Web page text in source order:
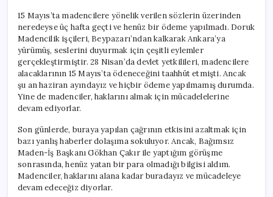
15 Mayıs’ta madencilere yönelik verilen sözlerin üzerinden
neredeyse üç hafta geçti ve henüz bir ödeme yapılmadı. Doruk
Madencilik işçileri, Beypazarı’ndan kalkarak Ankara’ya
yürümüş, seslerini duyurmak için çeşitli eylemler
gerçekleştirmiştir. 28 Nisan’da devlet yetkilileri, madencilere
alacaklarının 15 Mayıs’ta ödeneceğini taahhüt etmişti. Ancak
şu an haziran ayındayız ve hiçbir ödeme yapılmamış durumda.
Yine de madenciler, haklarını almak için mücadelelerine
devam ediyorlar.
Son günlerde, buraya yapılan çağrının etkisini azaltmak için
bazı yanlış haberler dolaşıma sokuluyor. Ancak, Bağımsız
Maden-İş Başkanı Gökhan Çakır ile yaptığım görüşme
sonrasında, henüz yatan bir para olmadığı bilgisi aldım.
Madenciler, haklarını alana kadar buradayız ve mücadeleye
devam edeceğiz diyorlar.